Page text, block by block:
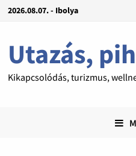
2026.08.07. - Ibolya
Utazás,
Kikapcsolódás, turizmus,